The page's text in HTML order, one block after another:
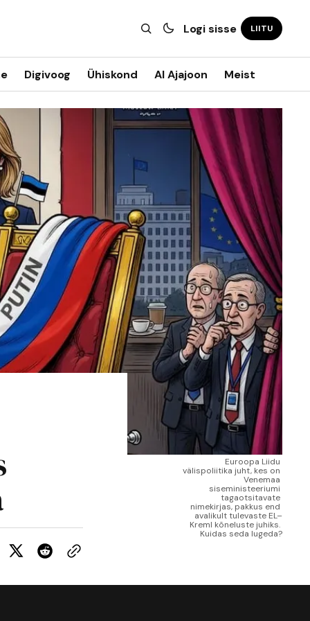
Logi sisse LIITU
Digivoog Ühiskond AI Ajajoon Meist
Euroopa Liidu
välispoliitika juht, kes on
Venemaa
siseministeeriumi
tagaotsitavate
nimekirjas, pakkus end
avalikult tulevaste EL–
Kreml kõneluste juhiks.
Kuidas seda lugeda?